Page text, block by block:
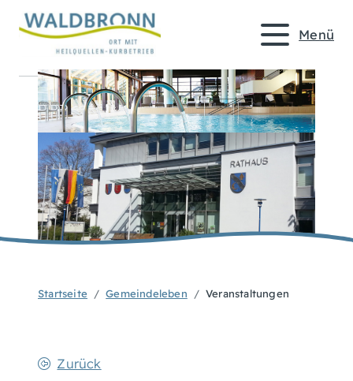
Menü
Startseite Gemeindeleben Veranstaltungen
Zurück